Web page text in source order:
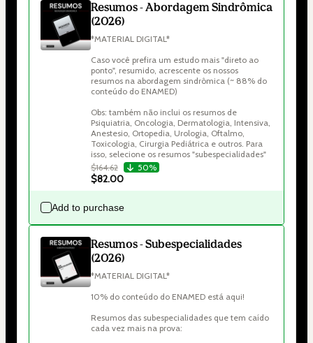
Resumos - Abordagem Sindrômica
(2026)
*MATERIAL DIGITAL*
Caso você prefira um estudo mais "direto ao
ponto", resumido, acrescente os nossos
resumos na abordagem sindrômica (~ 88% do
conteúdo do ENAMED)
Obs: também não inclui os resumos de
Psiquiatria, Oncologia, Dermatologia, Intensiva,
Anestesio, Ortopedia, Urologia, Oftalmo,
Toxicologia, Cirurgia Pediátrica e outros. Para
$164.62
50%
$82.00
Add to purchase
Resumos - Subespecialidades
(2026)
*MATERIAL DIGITAL*
10% do conteúdo do ENAMED está aqui!
Resumos das subespecialidades que tem caído
cada vez mais na prova: